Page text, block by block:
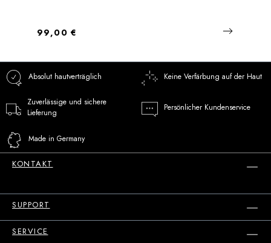
Regulärer Preis:
99,00 €
Absolut hautverträglich Keine Verfärbung auf der Haut
Zuverlässige und sichere
Lieferung
Persönlicher Kundenservice
Made in Germany
KONTAKT
SUPPORT
SERVICE